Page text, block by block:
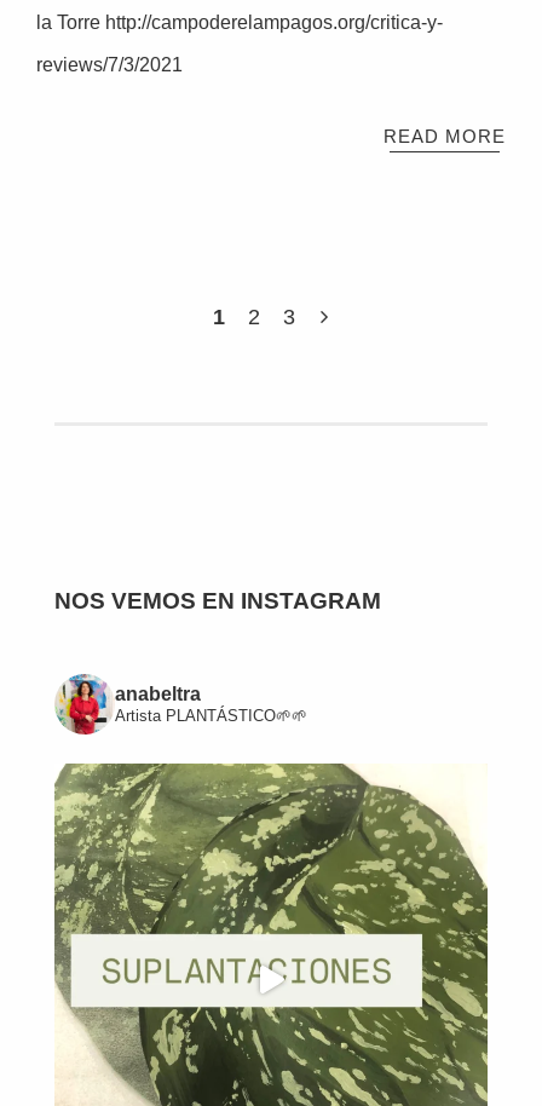
la Torre http://campoderelampagos.org/critica-y-
reviews/7/3/2021
READ MORE
1 2 3
NOS VEMOS EN INSTAGRAM
anabeltra
Artista PLANTÁSTICO🌱🌱